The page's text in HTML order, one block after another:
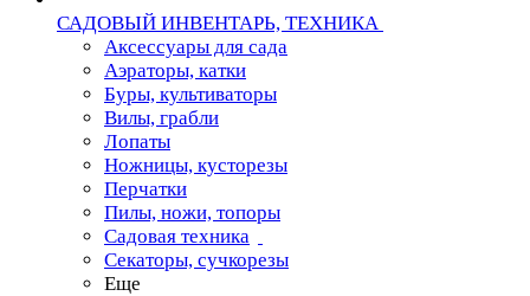
САДОВЫЙ ИНВЕНТАРЬ, ТЕХНИКА
Аксессуары для сада
Аэраторы, катки
Буры, культиваторы
Вилы, грабли
Лопаты
Ножницы, кусторезы
Перчатки
Пилы, ножи, топоры
Садовая техника
Секаторы, сучкорезы
Еще